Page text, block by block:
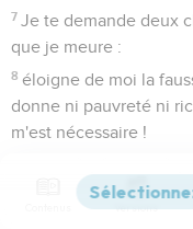
7 Je te demande deux
que je meure :
8 éloigne de moi la
donne ni pauvreté ni
m'est nécessaire !
dire : « Qui est
Versions